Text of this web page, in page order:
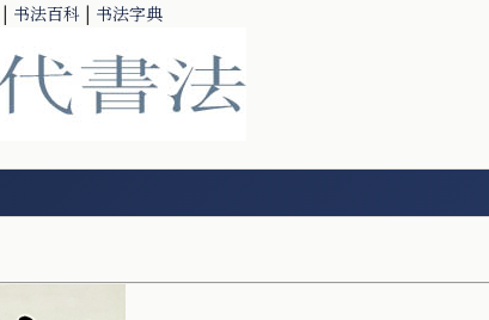
| 书法百科 | 书法字典